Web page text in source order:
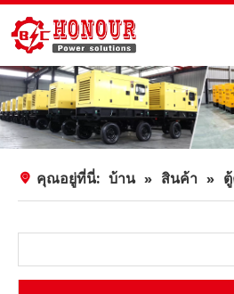
คุณอยู่ที่นี่: บ้าน » สินค้า »